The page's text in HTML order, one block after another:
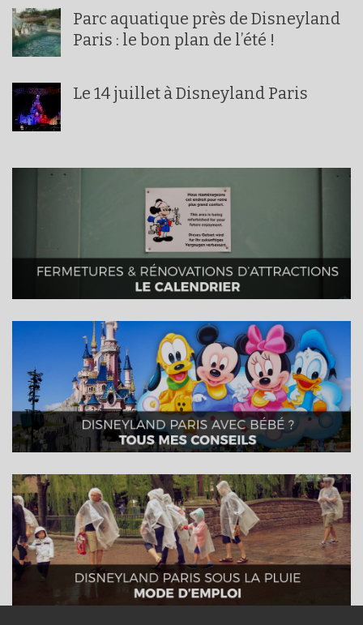
Parc aquatique près de Disneyland
Paris : le bon plan de l’été !
Le 14 juillet à Disneyland Paris